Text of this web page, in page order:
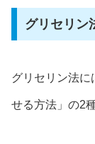
グリセリン
グリセリン法に
せる方法」の2